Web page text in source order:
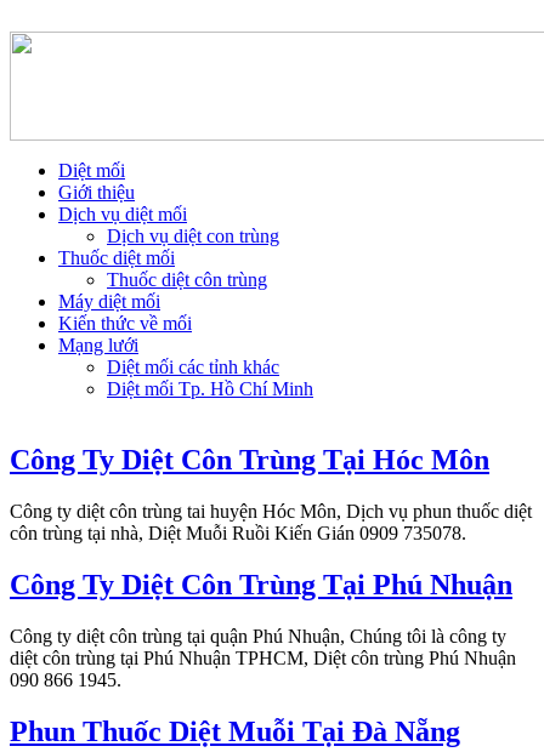
Diệt mối
Giới thiệu
Dịch vụ diệt mối
Dịch vụ diệt con trùng
Thuốc diệt mối
Thuốc diệt côn trùng
Máy diệt mối
Kiến thức về mối
Mạng lưới
Diệt mối các tỉnh khác
Diệt mối Tp. Hồ Chí Minh
Công Ty Diệt Côn Trùng Tại Hóc Môn
Công ty diệt côn trùng tai huyện Hóc Môn, Dịch vụ phun thuốc diệt
côn trùng tại nhà, Diệt Muỗi Ruồi Kiến Gián 0909 735078.
Công Ty Diệt Côn Trùng Tại Phú Nhuận
Công ty diệt côn trùng tại quận Phú Nhuận, Chúng tôi là công ty
diệt côn trùng tại Phú Nhuận TPHCM, Diệt côn trùng Phú Nhuận
090 866 1945.
Phun Thuốc Diệt Muỗi Tại Đà Nẵng